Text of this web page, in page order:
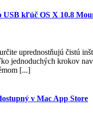
USB kľúč OS X 10.8
uprednostňujú čistú
jednoduchých krokov
[...]
v Mac App Store